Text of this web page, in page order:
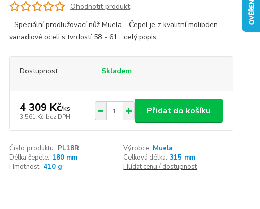
Ohodnotit produkt
- Speciální prodlužovací nůž Muela - Čepel je z kvalitní molibden
vanadiové oceli s tvrdostí 58 - 61... celý popis
Dostupnost Skladem
4 309 Kč/ks
3 561 Kč bez DPH
Přidat do košíku
Číslo produktu: PL18R Výrobce: Muela
Délka čepele: 180 mm Celková délka: 315 mm
Hmotnost: 410 g Hlídat cenu / dostupnost